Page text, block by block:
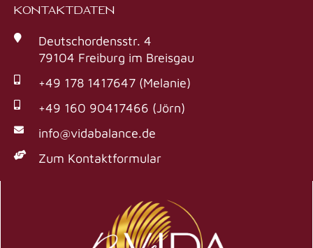
KONTAKTDATEN
Deutschordensstr. 4
79104 Freiburg im Breisgau
+49 178 1417647 (Melanie)
+49 160 90417466 (Jörn)
info@vidabalance.de
Zum Kontaktformular